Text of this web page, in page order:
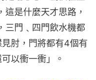
是什麼天才思路，
三門﹑四門飲水機都
肘，門將都有4個有
以衝一衝」。